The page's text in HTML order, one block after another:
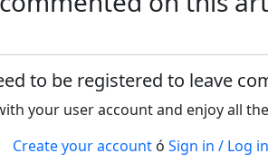
to be registered to leave
your user account and enjoy all
Create your account ó Sign in / Log in